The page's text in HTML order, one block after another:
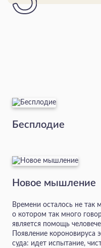
Бесплодие
Новое мышление
Времени осталось не так
о котором так много
является помощь
Появление короновируса
суда: идет испытание,